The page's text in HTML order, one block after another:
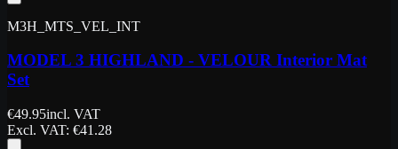
M3H_MTS_VEL_INT
MODEL 3 HIGHLAND - VELOUR Interior Mat
Set
€49.95incl. VAT
Excl. VAT: €41.28